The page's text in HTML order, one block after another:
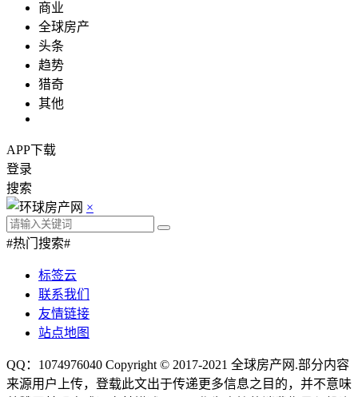
商业
全球房产
头条
趋势
猎奇
其他
APP下载
登录
搜索
×
#热门搜索#
标签云
联系我们
友情链接
站点地图
QQ：1074976040 Copyright © 2017-2021 全球房产网 .部分内容
来源用户上传，登载此文出于传递更多信息之目的，并不意味